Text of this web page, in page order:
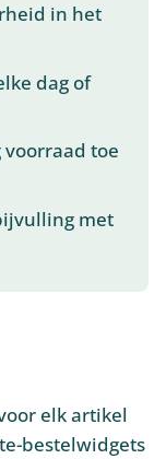
in het
dag of
toe
met
elk artikel
bestelwidgets